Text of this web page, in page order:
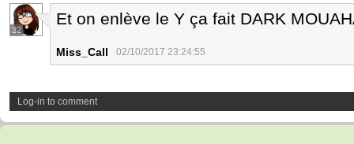
32
Et on enlève le Y ça fait DARK
Miss_Call 02/10/2017 23:24:55
Log-in to comment